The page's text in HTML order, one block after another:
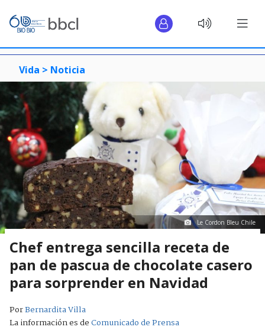
Vida > Noticia
Le Cordon Bleu Chile
Chef entrega sencilla receta de
pan de pascua de chocolate casero
para sorprender en Navidad
PorBernardita Villa
La información es deComunicado de Prensa